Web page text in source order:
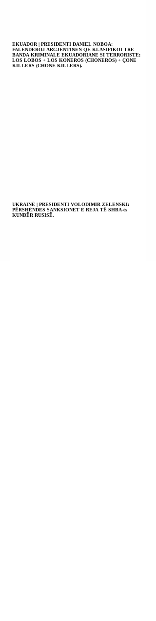
EKUADOR | PRESIDENTI DANIEL NOBOA:
FALENDEROJ ARGJENTINËN QË KLASIFIKOI TRE
BANDA KRIMINALE EKUADORIANE SI TERRORISTE;
LOS LOBOS + LOS KONEROS (CHONEROS) + ÇONE
KILLËRS (CHONE KILLERS).
UKRAINË | PRESIDENTI VOLODIMIR ZELENSKI:
PËRSHËNDES SANKSIONET E REJA TË SHBA-ës
KUNDËR RUSISË.